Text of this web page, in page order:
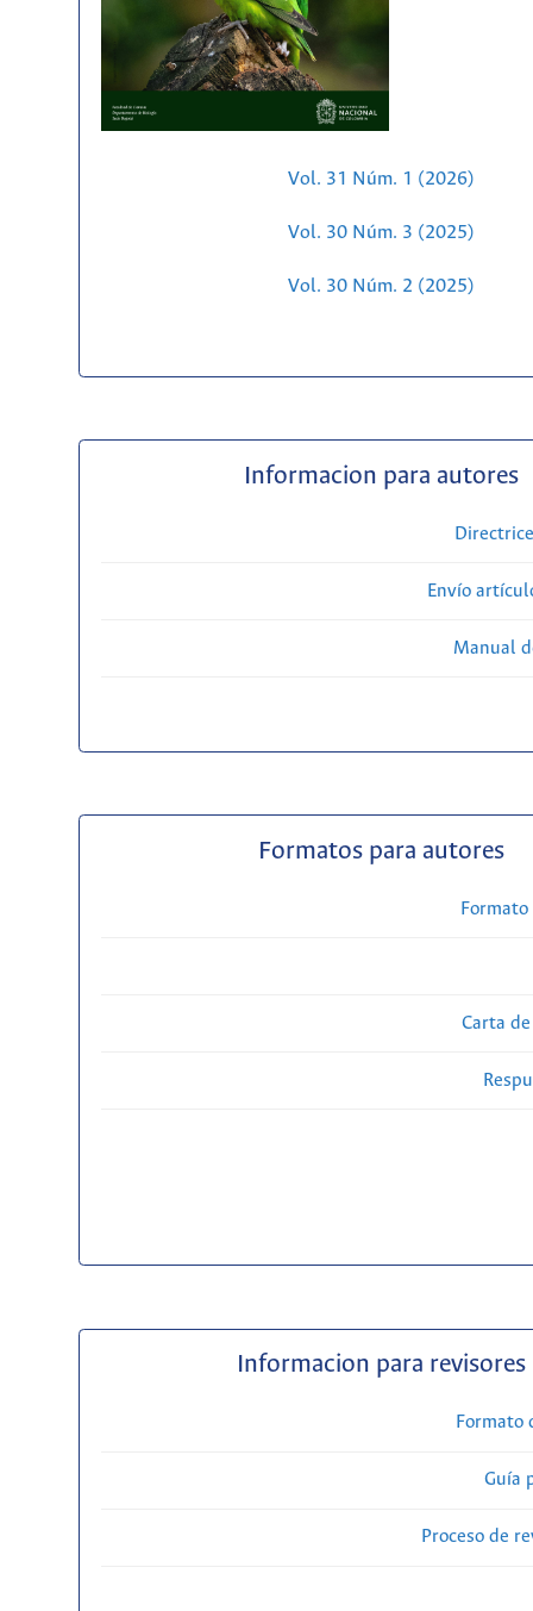
Vol. 31 Núm. 1 (2026)
Vol. 30 Núm. 3 (2025)
Vol. 30 Núm. 2 (2025)
Informacion para autores
Envío
Manual
Formatos para autores
Carta
Informacion para revisores
Formato
Guía
Proceso de